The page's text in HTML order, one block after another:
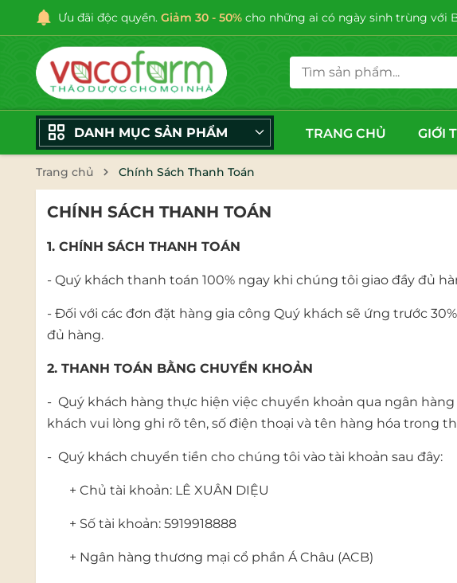
Ưu đãi độc quyền. Giảm 30 - 50% cho những ai có ngày sinh trùng với
DANH MỤC SẢN PHẨM TRANG CHỦ GIỚI
Trang chủ Chính Sách Thanh Toán
CHÍNH SÁCH THANH TOÁN
1. CHÍNH SÁCH THANH TOÁN
- Quý khách thanh toán 100% ngay khi chúng tôi giao đầy đủ
- Đối với các đơn đặt hàng gia công Quý khách sẽ ứng trước
đủ hàng.
2. THANH TOÁN BẰNG CHUYỂN KHOẢN
- Quý khách hàng thực hiện việc chuyển khoản qua ngân
khách vui lòng ghi rõ tên, số điện thoại và tên hàng hóa trong
- Quý khách chuyển tiền cho chúng tôi vào tài khoản sau đây:
+ Chủ tài khoản: LÊ XUÂN DIỆU
+ Số tài khoản: 5919918888
+ Ngân hàng thương mại cổ phần Á Châu (ACB)